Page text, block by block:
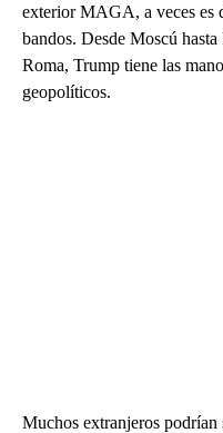
exterior MAGA, a veces es
bandos. Desde Moscú
Roma, Trump tiene las
geopolíticos.
Muchos extranjeros podrían